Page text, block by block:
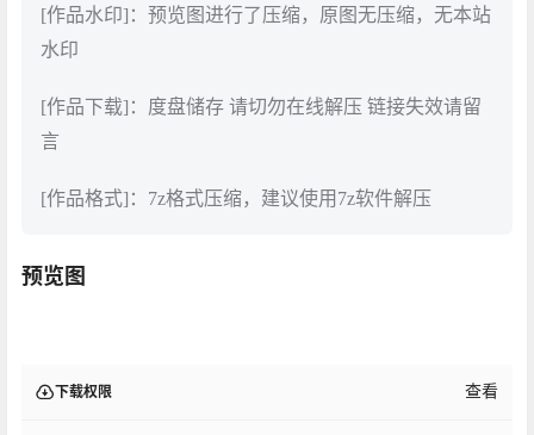
[作品水印]：预览图进行了压缩，原图无压缩，无本站
水印
[作品下载]：度盘储存 请切勿在线解压 链接失效请留
言
[作品格式]：7z格式压缩，建议使用7z软件解压
预览图
下载权限 查看